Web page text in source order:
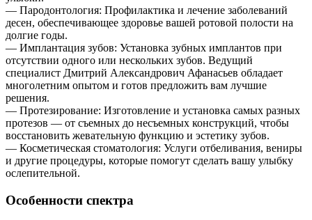
— Пародонтология: Профилактика и лечение заболеваний
десен, обеспечивающее здоровье вашей ротовой полости на
долгие годы.
— Имплантация зубов: Установка зубных имплантов при
отсутствии одного или нескольких зубов. Ведущий
специалист Дмитрий Александрович Афанасьев обладает
многолетним опытом и готов предложить вам лучшие
решения.
— Протезирование: Изготовление и установка самых разных
протезов — от съемных до несъемных конструкций, чтобы
восстановить жевательную функцию и эстетику зубов.
— Косметическая стоматология: Услуги отбеливания, вениры
и другие процедуры, которые помогут сделать вашу улыбку
ослепительной.
Особенности спектра